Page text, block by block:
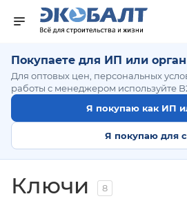
Покупаете для ИП или
Для оптовых цен, персональных
работы с менеджером используйте
Я покупаю как ИП
Я покупаю для
Ключи 8